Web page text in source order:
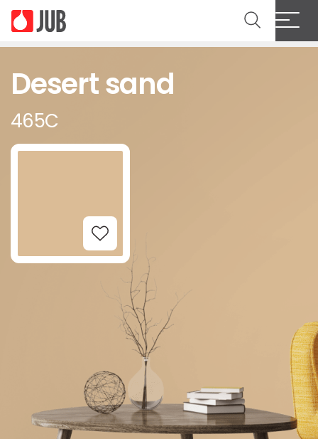
Desert sand
465C
Add to Wishlist